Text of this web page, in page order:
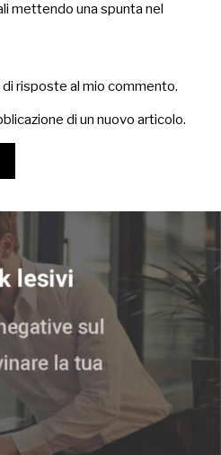
mettendo una spunta nel
risposte al mio commento.
di un nuovo articolo.